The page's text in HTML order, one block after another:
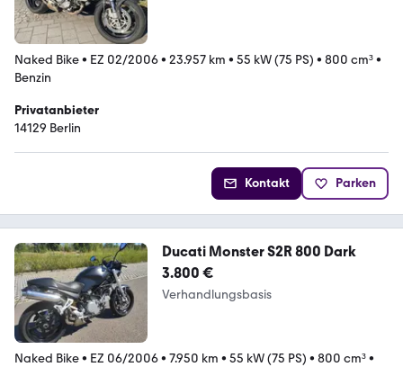
Naked Bike• EZ 02/2006• 23.957 km • 55 kW (75 PS) • 800 cm³•
Benzin
Privatanbieter
14129 Berlin
Kontakt Parken
Ducati Monster S2R 800 Dark
3.800 €
Verhandlungsbasis
Naked Bike• EZ 06/2006• 7.950 km • 55 kW (75 PS) • 800 cm³•